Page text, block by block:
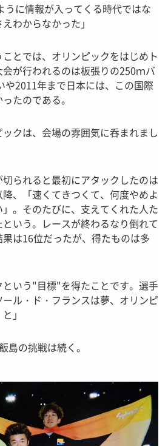
うに情報が入ってくる時代ではな
わからなかった」
とでは、オリンピックをはじめト
が行われるのは板張りの250ｍバ
や2011年まで日本には、この国際
たのである。
ックは、会場の雰囲気に呑まれまし
られると最初にアタックしたのは
、「速くてきつくて、何度やめよ
。そのたびに、支えてくれた人た
いう。レースが終わるなり倒れて
は16位だったが、得たものは多
という"目標"を得たことです。選手
ル・ド・フランスは夢、オリンピ
」
の挑戦は続く。